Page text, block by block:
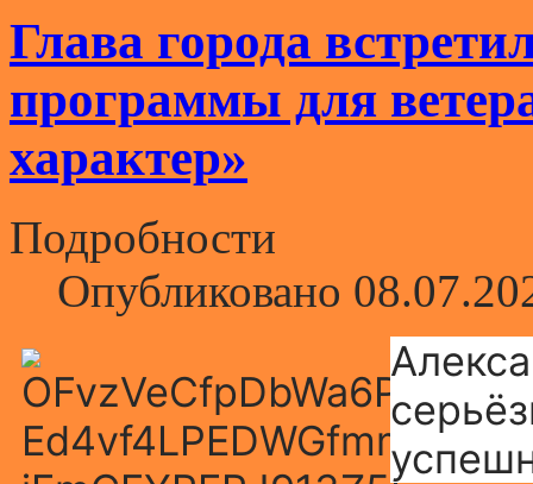
Глава города
программы для
характер»
Подробности
Опубликовано